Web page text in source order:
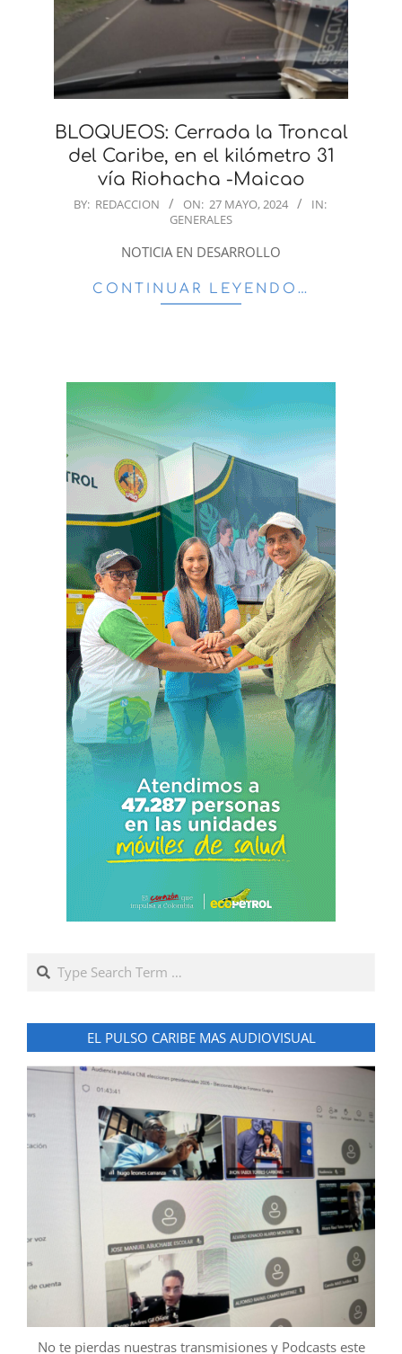
BLOQUEOS: Cerrada la Troncal
del Caribe, en el kilómetro 31
vía Riohacha -Maicao
2024-
BY: REDACCION ON: 27 MAYO, 2024
IN:
GENERALES
NOTICIA EN DESARROLLO
CONTINUAR LEYENDO…
Search
EL PULSO CARIBE MAS AUDIOVISUAL
No te pierdas nuestras transmisiones y Podcasts este